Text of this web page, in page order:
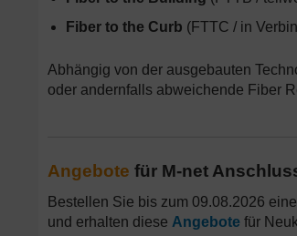
Fiber to the Curb (FTTC / in
Abhängig von der ausgebauten
oder andernfalls abweichende Fiber
Angebote für M-net
Bestellen Sie bis zum 09.08.2026
und erhalten diese Angebote für